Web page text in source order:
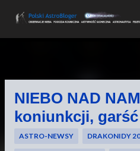
Przejdź do
NIEBO NAD
koniunkcji,
ASTRO-NEWSY DRAKONIDY